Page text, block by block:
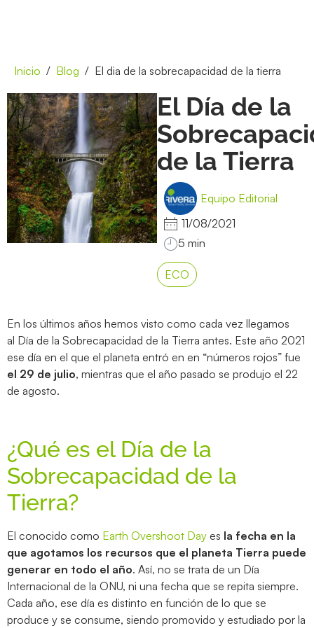
Inicio Blog El dia de la sobrecapacidad de la tierra
El Día de la
de la Tierra
Equipo Editorial
11/08/2021
ECO
En los últimos años hemos visto como cada vez llegamos
al Día de la Sobrecapacidad de la Tierra antes. Este año 2021
ese día en el que el planeta entró en en “números rojos” fue
el 29 de julio, mientras que el año pasado se produjo el 22
de agosto.
¿Qué es el Día de la
Sobrecapacidad de la
Tierra?
El conocido como Earth Overshoot Day es la fecha en la
que agotamos los recursos que el planeta Tierra puede
generar en todo el año. Así, no se trata de un Día
Internacional de la ONU, ni una fecha que se repita siempre.
Cada año, ese día es distinto en función de lo que se
produce y se consume, siendo promovido y estudiado por la